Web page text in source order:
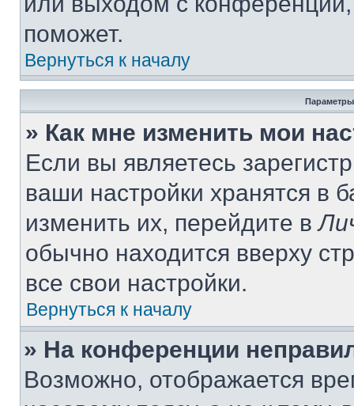
поможет.
Вернуться к началу
Параметры
» Как мне изменить мои
Если вы являетесь
ваши настройки хранятся в
изменить их, перейдите в
обычно находится вверху
все свои настройки.
Вернуться к началу
» На конференции
Возможно, отображается